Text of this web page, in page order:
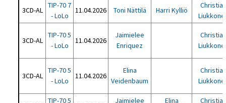
3CD-AL
TIP-70 7
- LoLo
11.04.2026 Toni Nättilä Harri Kylliö
3CD-AL
TIP-70 5
- LoLo
11.04.2026
Jaimielee
Enriquez
3CD-AL
TIP-70 5
- LoLo
11.04.2026
Elina
Veidenbaum
TIP-70 5
Jaimielee
Elina